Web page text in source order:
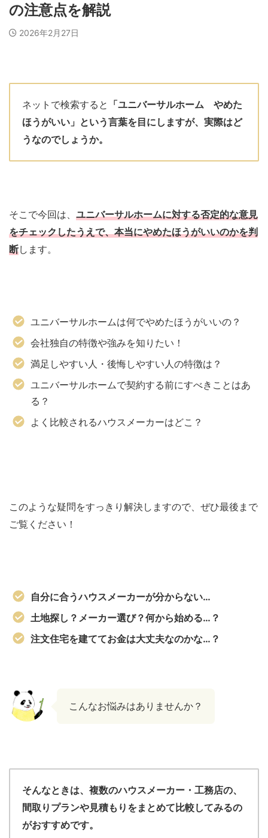
の注意点を解説
2026年2月27日
ネットで検索すると 「ユニバーサルホーム やめた
ほうがいい」という言葉を目にしますが、実際はど
うなのでしょうか。
そこで今回は、 ユニバーサルホームに対する否定的な意見
をチェックしたうえで、本当にやめたほうがいいのかを判
断します。
ユニバーサルホームは何でやめたほうがいいの？
会社独自の特徴や強みを知りたい！
満足しやすい人・後悔しやすい人の特徴は？
ユニバーサルホームで契約する前にすべきことはあ
る？
よく比較されるハウスメーカーはどこ？
このような疑問をすっきり解決しますので、ぜひ最後まで
ご覧ください！
自分に合うハウスメーカーが分からない…
土地探し？メーカー選び？何から始める…？
注文住宅を建ててお金は大丈夫なのかな…？
こんなお悩みはありませんか？
そんなときは、複数のハウスメーカー・工務店の、
間取りプランや見積もりをまとめて比較してみるの
がおすすめです。